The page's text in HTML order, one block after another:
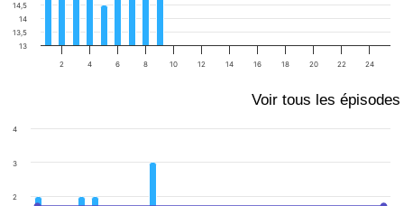
2 4 6 8 10 12 14 16 18 20 22 24
13
13,5
14
14,5
Voir tous les épisodes
2
3
4